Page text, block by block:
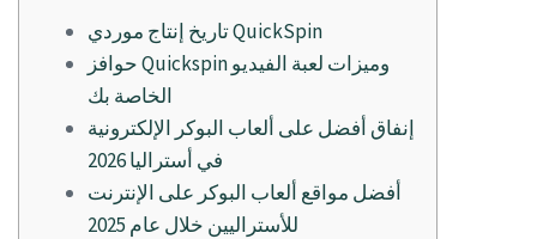
تاريخ إنتاج موردي QuickSpin
حوافز Quickspin وميزات لعبة الفيديو
الخاصة بك
إنفاق أفضل على ألعاب البوكر الإلكترونية
في أستراليا 2026
أفضل مواقع ألعاب البوكر على الإنترنت
للأستراليين خلال عام 2025